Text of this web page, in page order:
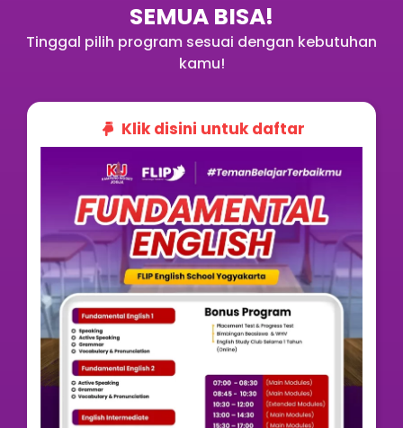
SEMUA BISA!
Tinggal pilih program sesuai dengan kebutuhan
kamu!
Klik disini untuk daftar